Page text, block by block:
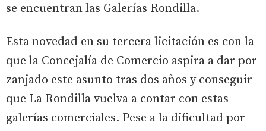
se encuentran las Galerías Rondilla.
Esta novedad en su tercera licitación es con la
que la Concejalía de Comercio aspira a dar por
zanjado este asunto tras dos años y conseguir
que La Rondilla vuelva a contar con estas
galerías comerciales. Pese a la dificultad por